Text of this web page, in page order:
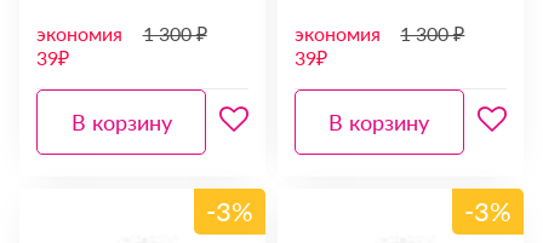
экономия
39₽
1 300 ₽
В корзину
экономия
39₽
1 300 ₽
В корзину
-3% -3%